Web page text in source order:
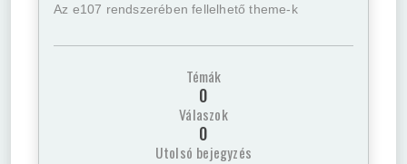
Az e107 rendszerében fellelhető theme-k
Témák
0
Válaszok
0
Utolsó bejegyzés